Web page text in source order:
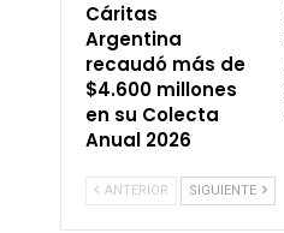
Cáritas
Argentina
recaudó más de
$4.600 millones
en su Colecta
Anual 2026
ANTERIOR SIGUIENTE